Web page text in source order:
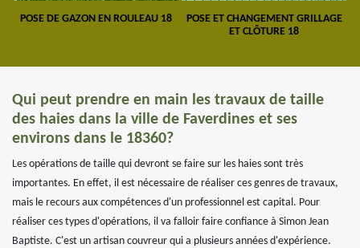
POSE DE GAZON EN ROULEAU 18
POSE ET CHANGEMENT GRILLAGE
ET CLÔTURE 18
Qui peut prendre en main les travaux de taille
des haies dans la ville de Faverdines et ses
environs dans le 18360?
Les opérations de taille qui devront se faire sur les haies sont très
importantes. En effet, il est nécessaire de réaliser ces genres de travaux,
mais le recours aux compétences d'un professionnel est capital. Pour
réaliser ces types d'opérations, il va falloir faire confiance à Simon Jean
Baptiste. C'est un artisan couvreur qui a plusieurs années d'expérience.